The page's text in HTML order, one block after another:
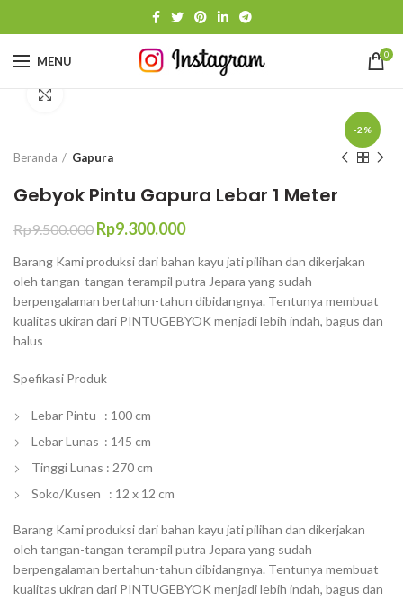
MENU 0
-2%
Beranda Gapura
Gebyok Pintu Gapura Lebar 1 Meter
Rp9.500.000 Harga
adalah:
Rp9.500.000.
Rp9.300.000Harga
ini
adalah:
Rp9.300.000.
Barang Kami produksi dari bahan kayu jati pilihan dan dikerjakan
oleh tangan-tangan terampil putra Jepara yang sudah
berpengalaman bertahun-tahun dibidangnya. Tentunya membuat
kualitas ukiran dari PINTUGEBYOK menjadi lebih indah, bagus dan
halus
Spefikasi Produk
Lebar Pintu : 100 cm
Lebar Lunas : 145 cm
Tinggi Lunas : 270 cm
Soko/Kusen : 12 x 12 cm
Barang Kami produksi dari bahan kayu jati pilihan dan dikerjakan
oleh tangan-tangan terampil putra Jepara yang sudah
berpengalaman bertahun-tahun dibidangnya. Tentunya membuat
kualitas ukiran dari PINTUGEBYOK menjadi lebih indah, bagus dan